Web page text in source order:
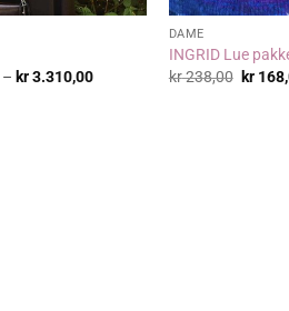
– kr3.310,00Prisområde:
DAME
INGRID Lue
kr238,00 kr